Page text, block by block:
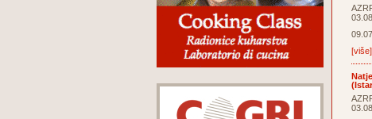
[više]